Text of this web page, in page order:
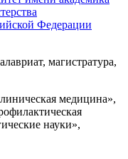
Федерации
магистратура,
медицина»,
науки»,